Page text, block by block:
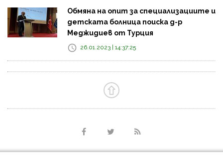
Обмяна на опит за специализациите и
детската болница поиска д-р
Меджидиев от Турция
26.01.2023 | 14:37:25